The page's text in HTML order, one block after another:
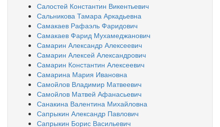
Салостей Константин Викентьевич
Сальникова Тамара Аркадьевна
Самакаев Рафаэль Фаридович
Самакаев Фарид Мухамеджанович
Самарин Александр Алексеевич
Самарин Алексей Александрович
Самарин Константин Алексеевич
Самарина Мария Ивановна
Самойлов Владимир Матвеевич
Самойлов Матвей Афанасьевич
Санакина Валентина Михайловна
Сапрыкин Александр Павлович
Сапрыкин Борис Васильевич